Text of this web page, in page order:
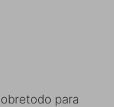
para